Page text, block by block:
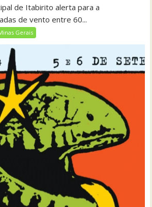
de Itabirito alerta para a
de vento entre 60...
Gerais